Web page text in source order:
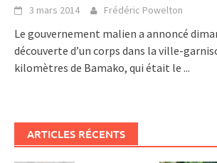
3 mars 2014 Frédéric Powelton
Le gouvernement malien a annoncé
découverte d’un corps dans la ville-
kilomètres de Bamako, qui était le ...
ARTICLES RÉCENTS